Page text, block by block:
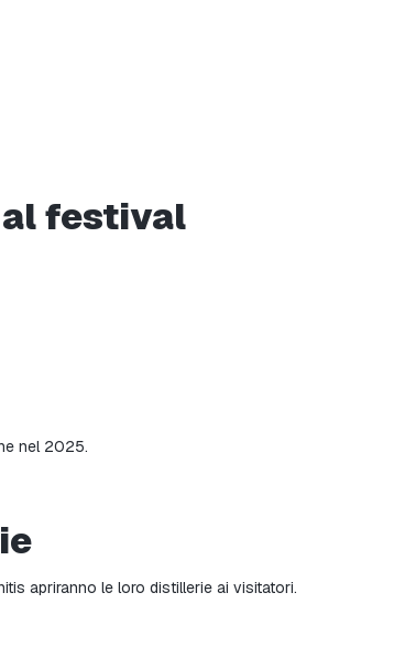
festival
nel 2025.
apriranno le loro distillerie ai visitatori.